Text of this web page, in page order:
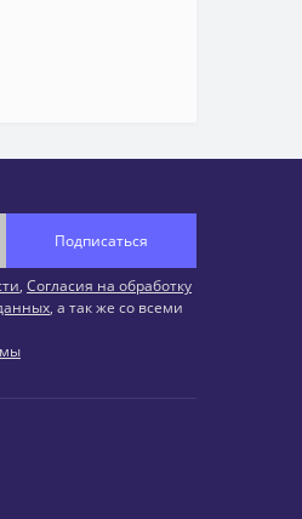
Подписаться
, Согласия на обработку
, а так же со всеми